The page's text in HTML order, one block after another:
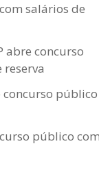
salários de
abre concurso
reserva
público
público